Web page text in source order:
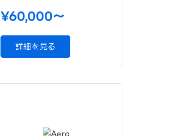
¥60,000〜
詳細を見る